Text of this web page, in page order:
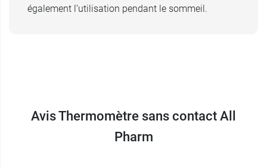
également l’utilisation pendant le sommeil.
Avis Thermomètre sans contact All
Pharm